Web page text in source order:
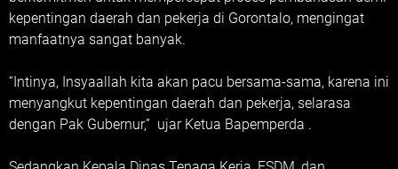
kepentingan daerah dan pekerja di Gorontalo, mengingat
manfaatnya sangat banyak.
“Intinya, Insyaallah kita akan pacu bersama-sama, karena ini
menyangkut kepentingan daerah dan pekerja, selarasa
dengan Pak Gubernur,” ujar Ketua Bapemperda .